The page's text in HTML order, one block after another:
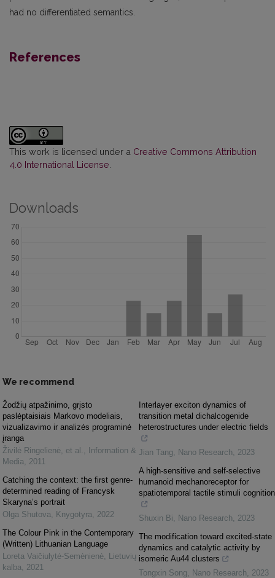
had no differentiated semantics.
References
This work is licensed under a Creative Commons Attribution
4.0 International License
Downloads
We recommend
Žodžių atpažinimo, grįsto
paslėptaisiais Markovo modeliais,
vizualizavimo ir analizės programinė
įranga
Živilė Ringelienė, et al.
Information &
Media
2011
Catching the context: the first genre-
determined reading of Francysk
Skaryna’s portrait
Olga Shutova
Knygotyra
2022
The Colour Pink in the Contemporary
(Written) Lithuanian Language
Loreta Vaičiulytė-Semėnienė Lietuvių
kalba
2021
Interlayer exciton dynamics of
transition metal dichalcogenide
heterostructures under electric fields
Jian Tang Nano Research
2023
A high-sensitive and self-selective
humanoid mechanoreceptor for
spatiotemporal tactile stimuli cognition
Shuxin Bi Nano Research
2023
The modification toward excited-state
dynamics and catalytic activity by
isomeric Au44 clusters
Tongxin Song
Nano Research
2023